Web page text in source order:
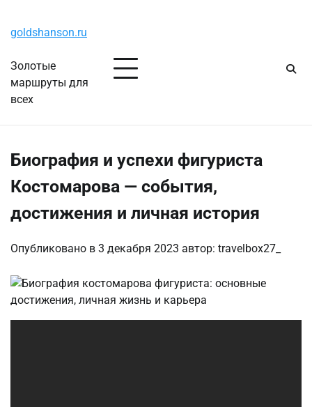
содержимому
goldshanson.ru
Золотые
маршруты для
всех
Биография и успехи фигуриста
Костомарова — события,
достижения и личная история
Опубликовано в 3 декабря 2023 автор: travelbox27_